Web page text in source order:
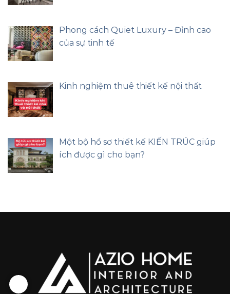
Phong cách Quiet Luxury – Đỉnh cao
của sự tinh tế
Kinh nghiệm thuê thiết kế nội thất
Một bộ hồ sơ thiết kế KIẾN TRÚC giúp
ích được gì cho bạn?